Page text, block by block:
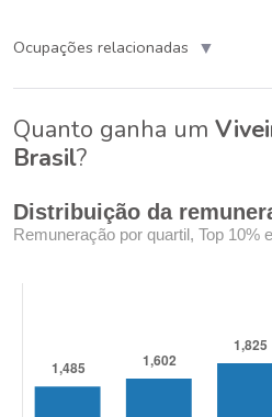
Ocupações relacionadas ▼
Quanto ganha um
Brasil?
Distribuição da
Remuneração por quartil, Top 10%